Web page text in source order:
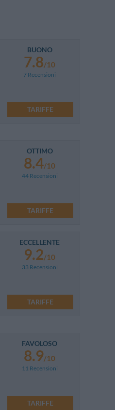
BUONO
7.8/10
7 Recensioni
TARIFFE
OTTIMO
8.4/10
44 Recensioni
TARIFFE
ECCELLENTE
9.2/10
33 Recensioni
TARIFFE
FAVOLOSO
8.9/10
11 Recensioni
TARIFFE